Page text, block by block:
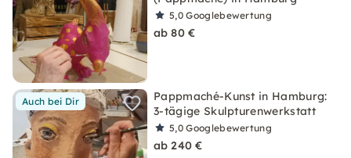
5,0Googlebewertung
ab 80 €
Auch bei Dir
Pappmaché-Kunst in Hamburg:
3-tägige Skulpturenwerkstatt
5,0Googlebewertung
ab 240 €